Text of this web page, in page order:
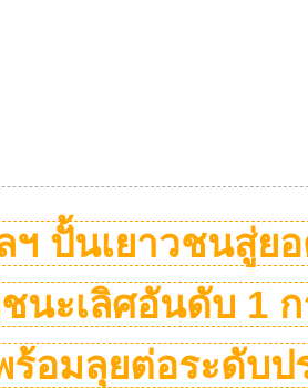
ฯ ปั้นเยาวชนสู่ย
ชนะเลิศอันดับ 1
อมลุยต่อระดับป